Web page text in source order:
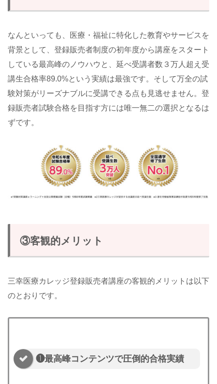
なんといっても、医療・福祉に特化した教育やサービスを
背景として、登録販売者制度の初年度から講座をスタート
している最高峰のノウハウと、延べ受講者数３万人超え受
講生合格率89.0%という実績は最強です。そして万全の試
験対策がリーズナブルに受講できる点も見逃せません。登
録販売者試験合格を目指す方には唯一無二の選択となるは
ずです。
③客観的メリット
三幸医療カレッジ登録販売者講座の客観的メリットは以下
のとおりです。
❶最高峰コンテンツで圧倒的合格実績